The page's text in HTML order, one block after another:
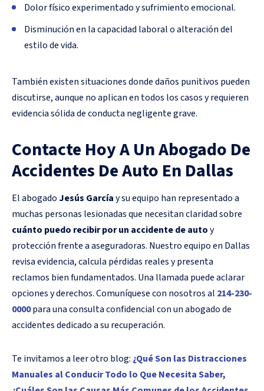
Dolor físico experimentado y sufrimiento emocional.
Disminución en la capacidad laboral o alteración del
estilo de vida.
También existen situaciones donde daños punitivos pueden
discutirse, aunque no aplican en todos los casos y requieren
evidencia sólida de conducta negligente grave.
Contacte Hoy A Un Abogado De
Accidentes De Auto En Dallas
El abogadoJesús Garcíay su equipo han representado a
muchas personas lesionadas que necesitan claridad sobre
cuánto puedo recibir por un accidente de autoy
protección frente a aseguradoras. Nuestro equipo en Dallas
revisa evidencia, calcula pérdidas reales y presenta
reclamos bien fundamentados. Una llamada puede aclarar
opciones y derechos. Comuníquese con nosotros al 214-230-
0000para una consulta confidencial con un abogado de
accidentes dedicado a su recuperación.
Te invitamos a leer otro blog: ¿Qué Son las Distracciones
Manuales al Conducir Todo lo Que Necesita Saber,